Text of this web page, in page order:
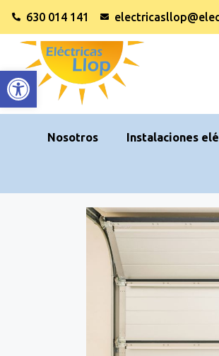
Abrir barra de herramientas
630 014 141
Nosotros Instalaciones